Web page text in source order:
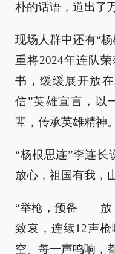
朴的话语，道出了
现场人群中还有“
重将2024年连队
书，缓缓展开放
信”英雄宣言，以
辈，传承英雄精神。
“杨根思连”李连长
放心，祖国有我，
“举枪，预备——放
致哀，连续12声
空。每一声鸣响，